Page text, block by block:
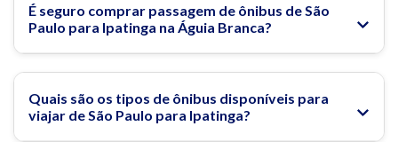
É seguro comprar passagem de ônibus de São
Paulo para Ipatinga na Águia Branca?
Quais são os tipos de ônibus disponíveis para
viajar de São Paulo para Ipatinga?